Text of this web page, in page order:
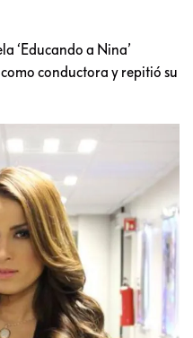
‘Educando a Nina’
conductora y repitió su